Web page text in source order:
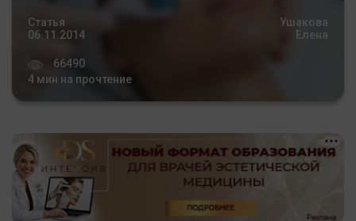
Статья
06.11.2014
66490
4 мин на прочтение
Ушакова
Елена